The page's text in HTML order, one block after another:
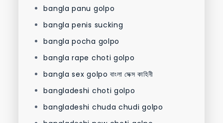
bangla panu golpo
bangla penis sucking
bangla pocha golpo
bangla rape choti golpo
bangla sex golpo বাংলা সেক্স কাহিনী
bangladeshi choti golpo
bangladeshi chuda chudi golpo